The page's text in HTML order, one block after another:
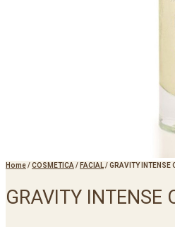
Home/COSMETICA / FACIAL/GRAVITY INTENSE
GRAVITY INTENSE